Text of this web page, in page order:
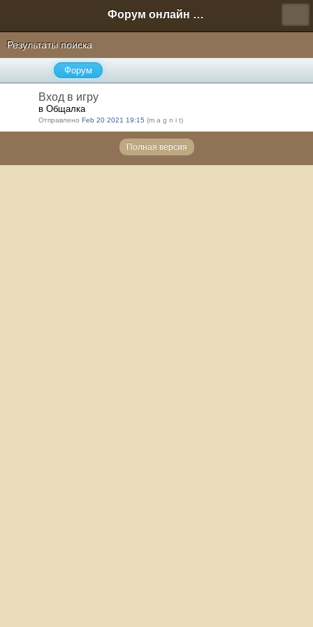
Форум онлайн игры "Новая Эра" (Нюра Биз)
Результаты поиска
Форум
Вход в игру
в Общалка
Отправлено Feb 20 2021 19:15 (m a g n i t)
Полная версия